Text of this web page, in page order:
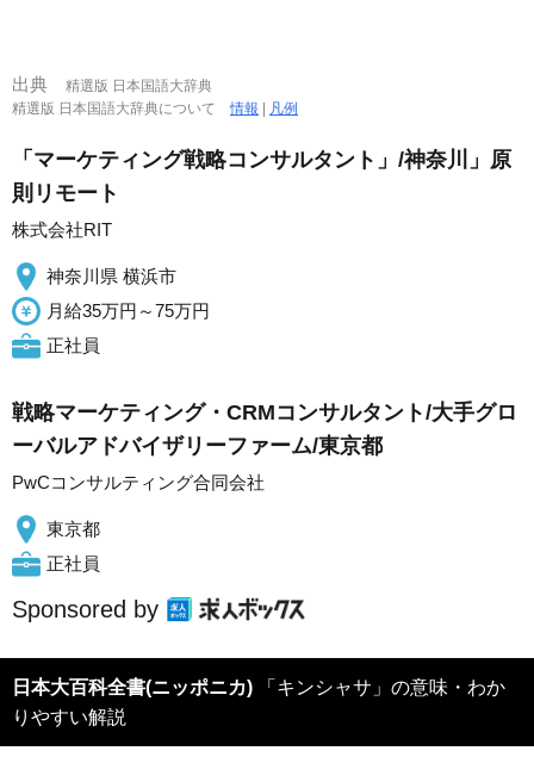
出典
精選版 日本国語大辞典
精選版 日本国語大辞典について情報 | 凡例
「マーケティング戦略コンサルタント」/神奈川」原
則リモート
株式会社RIT
神奈川県 横浜市
月給35万円～75万円
正社員
戦略マーケティング・CRMコンサルタント/大手グロ
ーバルアドバイザリーファーム/東京都
PwCコンサルティング合同会社
東京都
正社員
Sponsored by
日本大百科全書(ニッポニカ) 「キンシャサ」の意味・わか
りやすい解説